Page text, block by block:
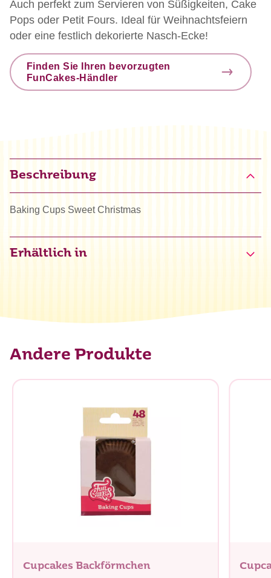
Auch perfekt zum Servieren von Süßigkeiten, Cake
Pops oder Petit Fours. Ideal für Weihnachtsfeiern
oder eine festlich dekorierte Nasch-Ecke!
Finden Sie Ihren bevorzugten
FunCakes-Händler
Beschreibung
Baking Cups Sweet Christmas
Erhältlich in
Andere Produkte
Cupcakes Backförmchen